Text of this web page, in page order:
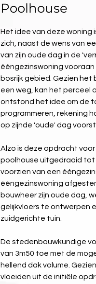
Poolhouse
Het idee van deze
zich, naast de wens van
van zijn oude dag in de
ééngezinswoning
bosrijk gebied. Gezien
een weg, kan het perceel
ontstond het idee om de
programmeren, rekening
op zijnde 'oude' dag
Alzo is deze opdracht
poolhouse uitgedraaid tot
voorzien van een
ééngezinswoning
bouwheer zijn oude dag,
gelijkvloers te ontwerpen
zuidgerichte tuin.
De stedenbouwkundige
van 3m50 toe met de
hellend dak volume.
vloeiden uit de initiële